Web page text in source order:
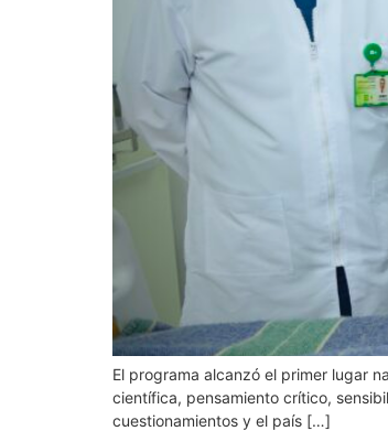
El programa alcanzó el primer lugar
científica, pensamiento crítico,
cuestionamientos y el país […]